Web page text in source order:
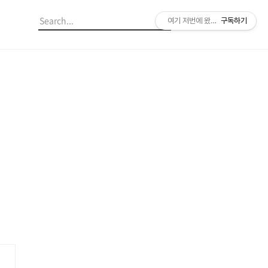
여기 저번에 왔던 것 같은데?
구독하기